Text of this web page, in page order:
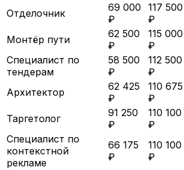
Отделочник
69 000
₽
117 500
₽
Монтёр пути
62 500
₽
115 000
₽
Специалист по
тендерам
58 500
₽
112 500
₽
Архитектор
62 425
₽
110 675
₽
Таргетолог
91 250
₽
110 100
₽
Специалист по
контекстной
рекламе
66 175
₽
110 100
₽